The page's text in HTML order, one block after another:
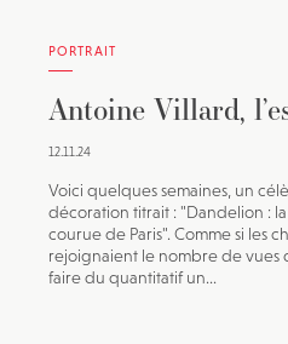
PORTRAIT
Antoine Villard,
12.11.24
Voici quelques semaines, un
décoration titrait : "Dandelion :
courue de Paris". Comme si les
rejoignaient le nombre de vues
faire du quantitatif un...